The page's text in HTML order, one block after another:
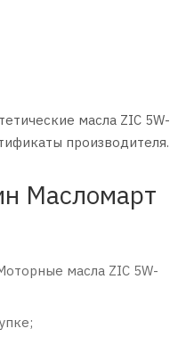
масла ZIC 5W-
производителя.
Масломарт
масла ZIC 5W-